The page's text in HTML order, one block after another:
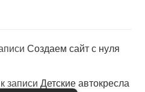
Создаем сайт с нуля
к записиДетские автокресла